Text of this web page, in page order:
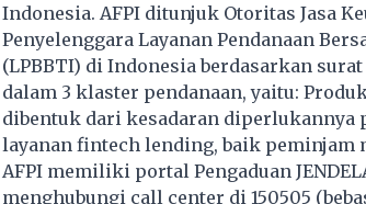
Indonesia. AFPI ditunjuk Otoritas Jasa
Penyelenggara Layanan Pendanaan
(LPBBTI) di Indonesia berdasarkan surat
dalam 3 klaster pendanaan, yaitu:
dibentuk dari kesadaran diperlukannya
layanan fintech lending, baik peminjam
AFPI memiliki portal Pengaduan
menghubungi call center di 150505